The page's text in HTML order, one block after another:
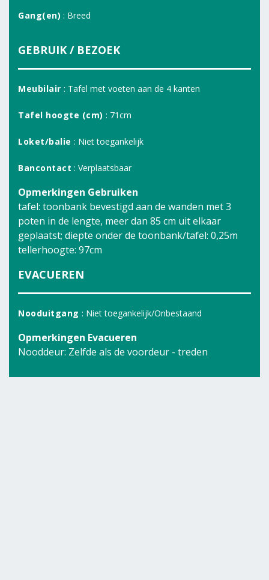
Gang(en) : Breed
GEBRUIK / BEZOEK
Meubilair : Tafel met voeten aan de 4 kanten
Tafel hoogte (cm) : 71cm
Loket/balie : Niet toegankelijk
Bancontact : Verplaatsbaar
Opmerkingen Gebruiken
tafel: toonbank bevestigd aan de wanden met 3
poten in de lengte, meer dan 85 cm uit elkaar
geplaatst; diepte onder de toonbank/tafel: 0,25m
tellerhoogte: 97cm
EVACUEREN
Nooduitgang : Niet toegankelijk/Onbestaand
Opmerkingen Evacueren
Nooddeur: Zelfde als de voordeur - treden